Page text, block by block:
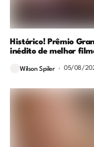
Histórico! Prêmio
inédito de melhor
Wilson Spiler 05/08/